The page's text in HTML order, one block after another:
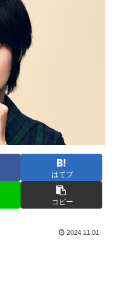
はてブ
コピー
2024.11.01